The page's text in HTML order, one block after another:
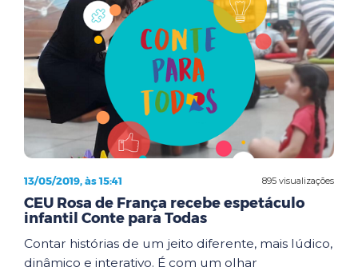
895 visualizações
13/05/2019, às 15:41
CEU Rosa de França recebe espetáculo
infantil Conte para Todas
Contar histórias de um jeito diferente, mais lúdico,
dinâmico e interativo. É com um olhar